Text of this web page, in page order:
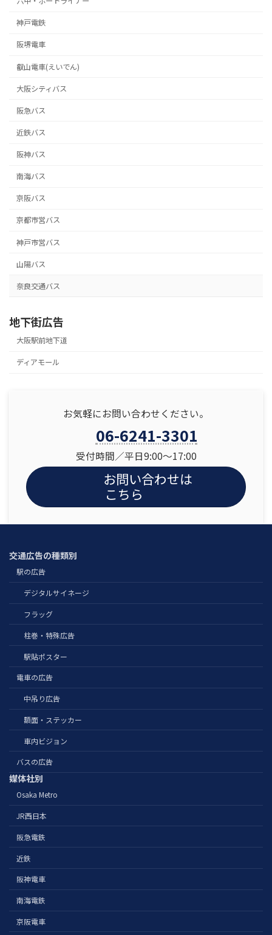
神戸電鉄
阪堺電車
叡山電車(えいでん)
大阪シティバス
阪急バス
近鉄バス
阪神バス
南海バス
京阪バス
京都市営バス
神戸市営バス
山陽バス
奈良交通バス
地下街広告
大阪駅前地下道
ディアモール
お気軽にお問い合わせください。
06-6241-3301
受付時間／平日9:00〜17:00
お問い合わせは
こちら
交通広告の種類別
駅の広告
デジタルサイネージ
フラッグ
柱巻・特殊広告
駅貼ポスター
電車の広告
中吊り広告
額面・ステッカー
車内ビジョン
バスの広告
媒体社別
Osaka Metro
JR西日本
阪急電鉄
近鉄
阪神電車
南海電鉄
京阪電車